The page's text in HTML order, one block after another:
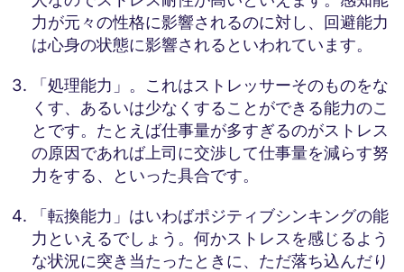
力が元々の性格に影響されるのに対し、回避能力
は心身の状態に影響されるといわれています。
「処理能力」。これはストレッサーそのものをな
くす、あるいは少なくすることができる能力のこ
とです。たとえば仕事量が多すぎるのがストレス
の原因であれば上司に交渉して仕事量を減らす努
力をする、といった具合です。
「転換能力」はいわばポジティブシンキングの能
力といえるでしょう。何かストレスを感じるよう
な状況に突き当たったときに、ただ落ち込んだり